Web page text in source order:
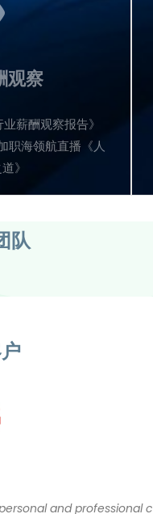
观察
薪酬观察报告》
职海领航直播《人
》
队
and professional